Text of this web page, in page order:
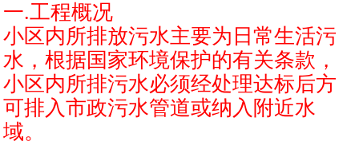
一.工程概况
小区内所排放污水主要为日常生活污
水，根据国家环境保护的有关条款，
小区内所排污水必须经处理达标后方
可排入市政污水管道或纳入附近水
域。